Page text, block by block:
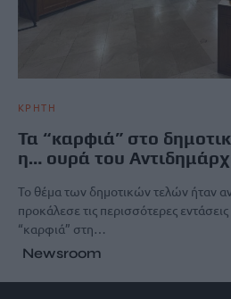
ΚΡΗΤΗ
Τα “καρφιά” στο
η… ουρά του
Το θέμα των δημοτικών τελών ήταν
προκάλεσε τις περισσότερες
“καρφιά” στη…
Newsroom